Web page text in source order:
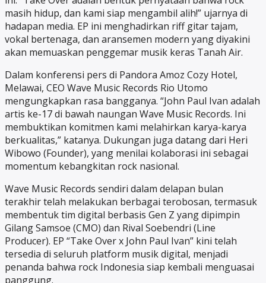
masih hidup, dan kami siap mengambil alih!” ujarnya di
hadapan media. EP ini menghadirkan riff gitar tajam,
vokal bertenaga, dan aransemen modern yang diyakini
akan memuaskan penggemar musik keras Tanah Air.
Dalam konferensi pers di Pandora Amoz Cozy Hotel,
Melawai, CEO Wave Music Records Rio Utomo
mengungkapkan rasa bangganya. “John Paul Ivan adalah
artis ke-17 di bawah naungan Wave Music Records. Ini
membuktikan komitmen kami melahirkan karya-karya
berkualitas,” katanya. Dukungan juga datang dari Heri
Wibowo (Founder), yang menilai kolaborasi ini sebagai
momentum kebangkitan rock nasional.
Wave Music Records sendiri dalam delapan bulan
terakhir telah melakukan berbagai terobosan, termasuk
membentuk tim digital berbasis Gen Z yang dipimpin
Gilang Samsoe (CMO) dan Rival Soebendri (Line
Producer). EP “Take Over x John Paul Ivan” kini telah
tersedia di seluruh platform musik digital, menjadi
penanda bahwa rock Indonesia siap kembali menguasai
panggung.